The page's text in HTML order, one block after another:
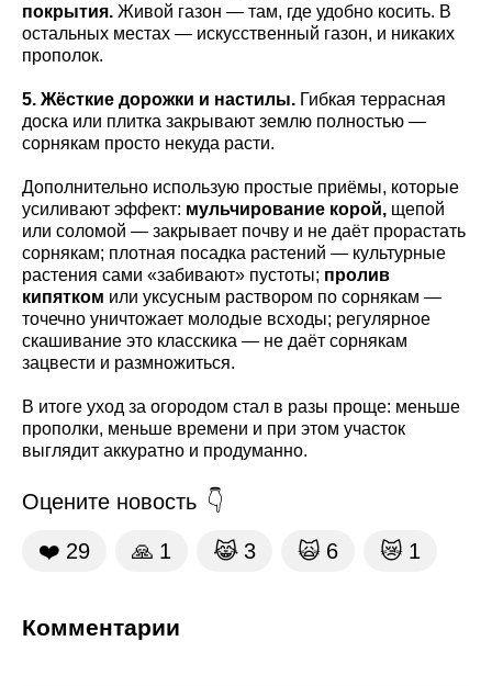
покрытия. Живой газон — там, где удобно косить. В
остальных местах — искусственный газон, и никаких
прополок.
5. Жёсткие дорожки и настилы. Гибкая террасная
доска или плитка закрывают землю полностью —
сорнякам просто некуда расти.
Дополнительно использую простые приёмы, которые
усиливают эффект: мульчирование корой, щепой
или соломой — закрывает почву и не даёт прорастать
сорнякам; плотная посадка растений — культурные
растения сами «забивают» пустоты; пролив
кипятком или уксусным раствором по сорнякам —
точечно уничтожает молодые всходы; регулярное
скашивание это класскика — не даёт сорнякам
зацвести и размножиться.
В итоге уход за огородом стал в разы проще: меньше
прополки, меньше времени и при этом участок
выглядит аккуратно и продуманно.
Оцените новость
❤️ 29 🙏 1 😹 3 🙀 6 😿 1
Комментарии